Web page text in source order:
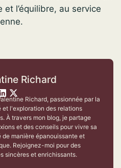
et l’équilibre, au service
Richard
Richard, passionnée par la
et l'exploration des relations
À travers mon blog, je partage
et des conseils pour vivre sa
de manière épanouissante et
Rejoignez-moi pour des
sincères et enrichissants.